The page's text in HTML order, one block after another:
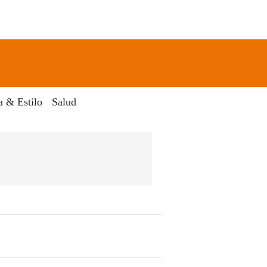
Search
& Estilo Salud
Digital